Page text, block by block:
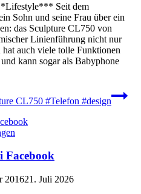
Seit dem
Sohn und seine Frau über ein
das Sculpture CL750 von
Linienführung nicht nur
hat auch viele tolle Funktionen
kann sogar als Babyphone
CL750 #Telefon #design
Facebook
201621. Juli 2026